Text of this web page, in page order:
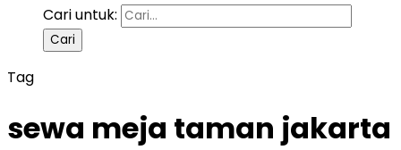
Cari untuk:
Tag
sewa meja taman jakarta